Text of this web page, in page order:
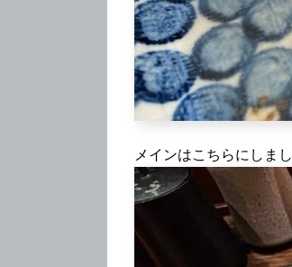
メインはこちらにしま